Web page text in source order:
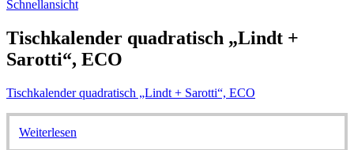
Schnellansicht
Tischkalender quadratisch „Lindt +
Sarotti“, ECO
Tischkalender quadratisch „Lindt + Sarotti“, ECO
Weiterlesen